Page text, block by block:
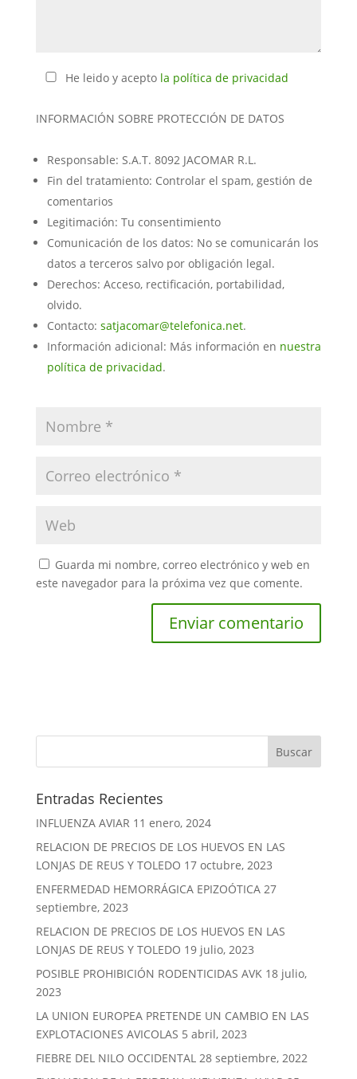
He leido y acepto la política de privacidad
INFORMACIÓN SOBRE PROTECCIÓN DE DATOS
Responsable: S.A.T. 8092 JACOMAR R.L.
Fin del tratamiento: Controlar el spam, gestión de
comentarios
Legitimación: Tu consentimiento
Comunicación de los datos: No se comunicarán los
datos a terceros salvo por obligación legal.
Derechos: Acceso, rectificación, portabilidad,
olvido.
Contacto: satjacomar@telefonica.net.
Información adicional: Más información en nuestra
política de privacidad.
Guarda mi nombre, correo electrónico y web en
este navegador para la próxima vez que comente.
Entradas Recientes
INFLUENZA AVIAR 11 enero, 2024
RELACION DE PRECIOS DE LOS HUEVOS EN LAS
LONJAS DE REUS Y TOLEDO 17 octubre, 2023
ENFERMEDAD HEMORRÁGICA EPIZOÓTICA 27
septiembre, 2023
RELACION DE PRECIOS DE LOS HUEVOS EN LAS
LONJAS DE REUS Y TOLEDO 19 julio, 2023
POSIBLE PROHIBICIÓN RODENTICIDAS AVK 18 julio,
2023
LA UNION EUROPEA PRETENDE UN CAMBIO EN LAS
EXPLOTACIONES AVICOLAS 5 abril, 2023
FIEBRE DEL NILO OCCIDENTAL 28 septiembre, 2022